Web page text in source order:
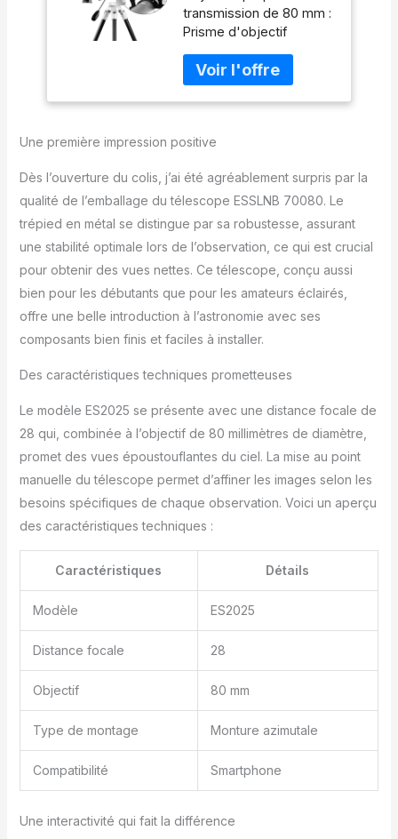
l'application
Stargazing,
Adaptateur pour
Smartphone,
Trépied Réglable,
Viseur de Recherche
sans Fil (Blanc)
transmission de 80 mm :
Prisme d'objectif
de 80 mm et dernière
génération de deux
oculaires
pouces, Kellners K10 mm
en verre sans plomb de
la plus haute qualité et
multiples couches de
assurent que l'image
que vous verrez sera
aussi lumineuse et nette
que possible, avec une
lumière de 99,5 %. Vous
obtiendrez une image
nette, lumineuse et sans
différence de couleur
environnement à faible
éclairage. Application
d'observation des
étoiles : Le télescope
avec un support de
téléphone pour
l'observation des étoiles
réglable et un système
d'application intelligente
breveté pour la
recherche automatique
suivre nos instructions
l'application
du corps céleste que
et de suivre la flèche
Une première impression positive
Dès l’ouverture du colis, j’ai été agréablement surpris par la
qualité de l’emballage du télescope ESSLNB 70080. Le
trépied en métal se distingue par sa robustesse, assurant
une stabilité optimale lors de l’observation, ce qui est crucial
pour obtenir des vues nettes. Ce télescope, conçu aussi
bien pour les débutants que pour les amateurs éclairés,
offre une belle introduction à l’astronomie avec ses
composants bien finis et faciles à installer.
Des caractéristiques techniques prometteuses
Le modèle ES2025 se présente avec une distance focale de
28 qui, combinée à l’objectif de 80 millimètres de diamètre,
promet des vues époustouflantes du ciel. La mise au point
manuelle du télescope permet d’affiner les images selon les
besoins spécifiques de chaque observation. Voici un aperçu
des caractéristiques techniques :
Caractéristiques Détails
Modèle ES2025
Distance focale 28
Objectif 80 mm
Type de montage Monture azimutale
Compatibilité Smartphone
Une interactivité qui fait la différence